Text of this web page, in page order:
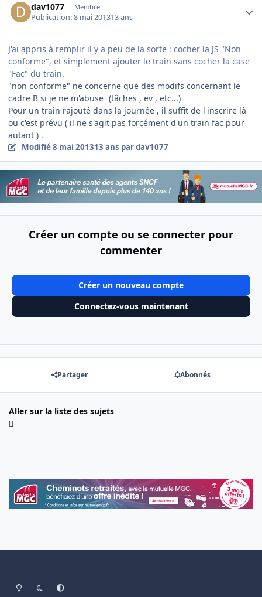
dav1077 Membre
Publication:8 mai 201313 ans
J'ai appris à remplir il y a peu de la sorte : cocher la JS "Non
conforme", et simplement ajouter le train sans cocher la case
"Fac" du train.
"non conforme" ne concerne que des modifs concernant le
cadre B si je ne m'abuse (tâches , ev , etc...)
Pour un train rajouté dans la journée , il suffit de l'inscrire là
ou c'est prévu ( il ne s'agit pas forçément d'un train fac pour
autant ) .
Modifié8 mai 201313 ans par dav1077
Créer un compte ou se connecter pour
commenter
Créer un nouveau compte
Connectez-vous maintenant
Partager Abonnés
Aller sur la liste des sujets
Light ModeDark ModeSystem Preference